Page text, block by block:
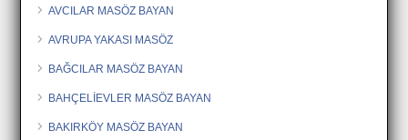
AVCILAR MASÖZ BAYAN
AVRUPA YAKASI MASÖZ
BAĞCILAR MASÖZ BAYAN
BAHÇELİEVLER MASÖZ BAYAN
BAKIRKÖY MASÖZ BAYAN